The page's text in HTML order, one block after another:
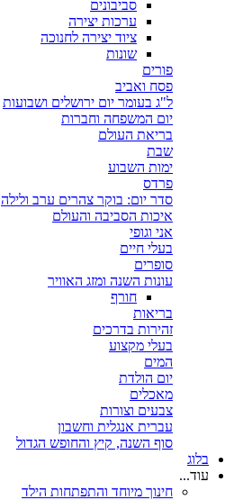
סביבונים
ערכות יצירה
ציוד יצירה לחנוכה
שונות
פורים
פסח ואביב
ל"ג בעומר יום ירושלים ושבועות
יום המשפחה וחברות
בריאת העולם
שבת
ימות השבוע
פרדס
סדר יום: בוקר צהרים ערב ולילה
איכות הסביבה והעולם
אני וגופי
בעלי חיים
סופרים
עונות השנה ומזג האוויר
חורף
בריאות
זהירות בדרכים
בעלי מקצוע
המים
יום הולדת
מאכלים
צבעים וצורות
עברית אנגלית וחשבון
סוף השנה, קיץ והחופש הגדול
בלוג
עוד...
חינוך מיוחד והתפתחות הילד